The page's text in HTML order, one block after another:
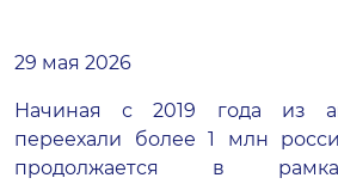
29 мая 2026
Начиная с 2019 года из
переехали более 1 млн
продолжается в